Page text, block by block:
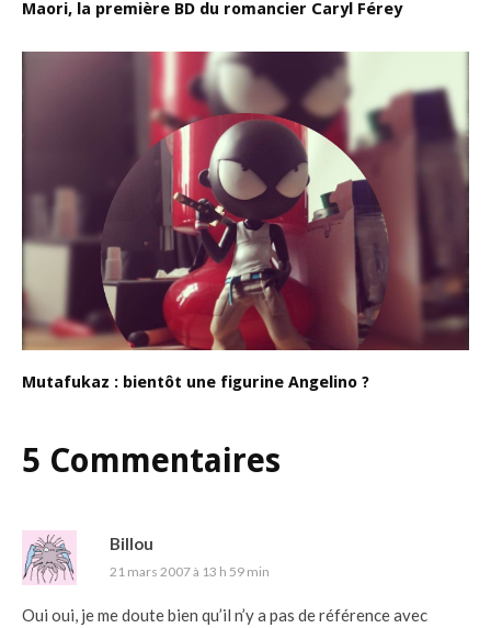
Maori, la première BD du romancier Caryl Férey
Mutafukaz : bientôt une figurine Angelino ?
5 Commentaires
Billou
21 mars 2007 à 13 h 59 min
Oui oui, je me doute bien qu’il n’y a pas de référence avec